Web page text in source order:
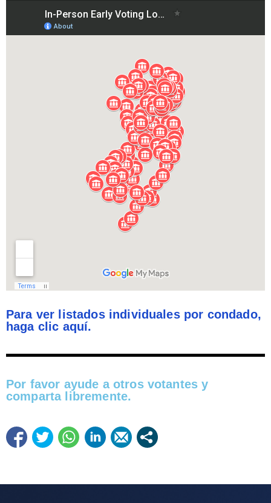
Para ver listados individuales por condado,
haga clic aquí.
Por favor ayude a otros votantes y
comparta libremente.​